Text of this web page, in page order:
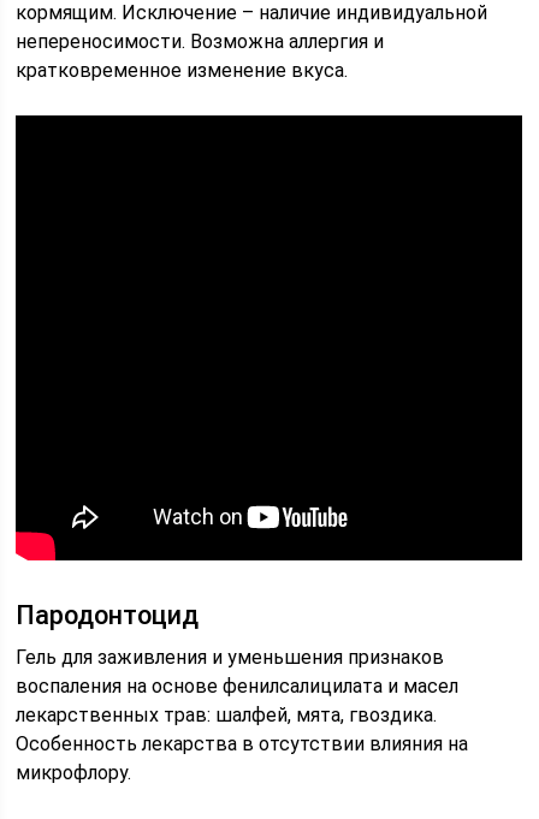
кормящим. Исключение – наличие индивидуальной
непереносимости. Возможна аллергия и
кратковременное изменение вкуса.
Пародонтоцид
Гель для заживления и уменьшения признаков
воспаления на основе фенилсалицилата и масел
лекарственных трав: шалфей, мята, гвоздика.
Особенность лекарства в отсутствии влияния на
микрофлору.